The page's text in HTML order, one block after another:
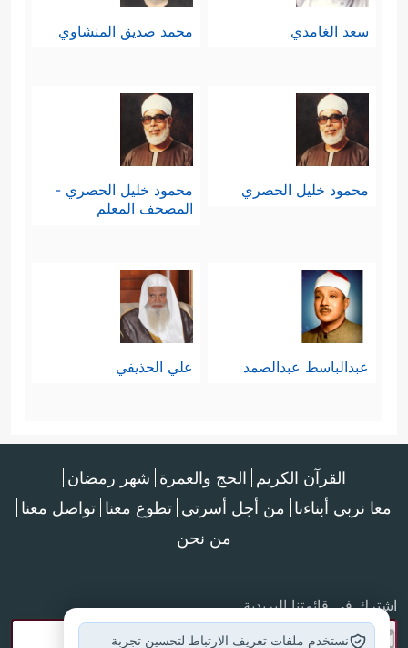
سعد الغامدي محمد صديق المنشاوي
محمود خليل الحصري
محمود خليل الحصري -
المصحف المعلم
عبدالباسط عبدالصمد علي الحذيفي
القرآن الكريم الحج والعمرة شهر رمضان
معا نربي أبناءنا من أجل أسرتي تطوع معنا تواصل معنا
من نحن
اشترك في قائمتنا البريدية
نستخدم ملفات تعريف الارتباط لتحسين تجربة